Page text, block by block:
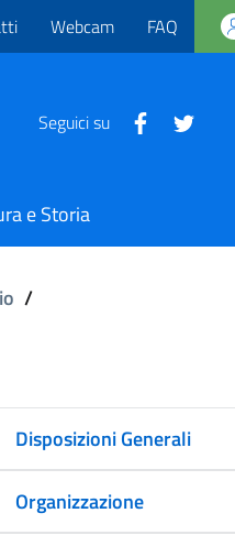
Webcam FAQ
Seguici su
e Storia
/
Disposizioni Generali
Organizzazione